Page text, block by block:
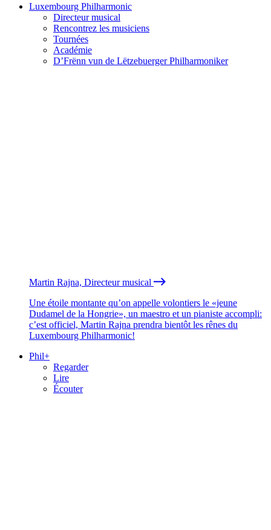
Luxembourg Philharmonic
Directeur musical
Rencontrez les musiciens
Tournées
Académie
D’Frënn vun de Lëtzebuerger Philharmoniker
Martin Rajna, Directeur musical
Une étoile montante qu’on appelle volontiers le «jeune
Dudamel de la Hongrie», un maestro et un pianiste accompli:
c’est officiel, Martin Rajna prendra bientôt les rênes du
Luxembourg Philharmonic!
Phil+
Regarder
Lire
Écouter